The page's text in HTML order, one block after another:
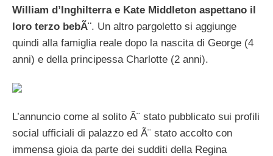
William d’Inghilterra e Kate Middleton aspettano il
loro terzo bebÃ¨. Un altro pargoletto si aggiunge
quindi alla famiglia reale dopo la nascita di George (4
anni) e della principessa Charlotte (2 anni).
L’annuncio come al solito Ã¨ stato pubblicato sui profili
social ufficiali di palazzo ed Ã¨ stato accolto con
immensa gioia da parte dei sudditi della Regina